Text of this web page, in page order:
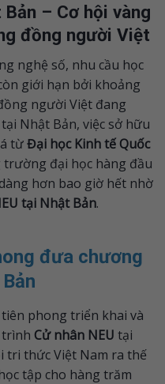
– Cơ hội vàng
đồng người Việt
nghệ số, nhu cầu học
giới hạn bởi khoảng
người Việt đang
Nhật Bản, việc sở hữu
từĐại học Kinh tế Quốc
đại học hàng đầu
hơn bao giờ hết nhờ
tại Nhật Bản.
đưa chương
phong triển khai và
Cử nhân NEU tại
tri thức Việt Nam ra thế
tập cho hàng trăm